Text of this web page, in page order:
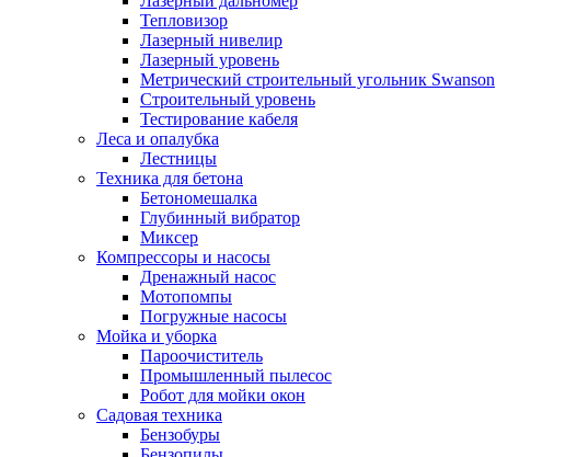
Тепловизор
Лазерный нивелир
Лазерный уровень
Метрический строительный угольник Swanson
Строительный уровень
Тестирование кабеля
Леса и опалубка
Лестницы
Техника для бетона
Бетономешалка
Глубинный вибратор
Миксер
Компрессоры и насосы
Дренажный насос
Мотопомпы
Погружные насосы
Мойка и уборка
Пароочиститель
Промышленный пылесос
Робот для мойки окон
Садовая техника
Бензобуры